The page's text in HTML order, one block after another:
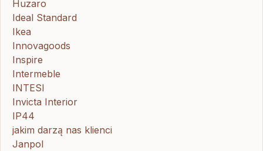
Huzaro
Ideal Standard
Ikea
Innovagoods
Inspire
Intermeble
INTESI
Invicta Interior
IP44
jakim darzą nas klienci
Janpol